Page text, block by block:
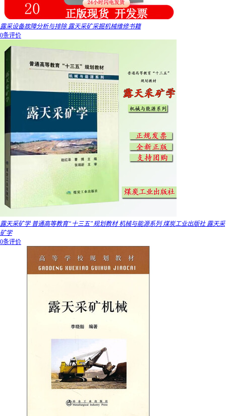
露采设备故障分析与排除 露天采矿采掘机械维修书籍
0条评价
露天采矿学 普通高等教育“十三五”规划教材 机械与能源系列 煤炭工业出版社 露天采
矿学
0条评价